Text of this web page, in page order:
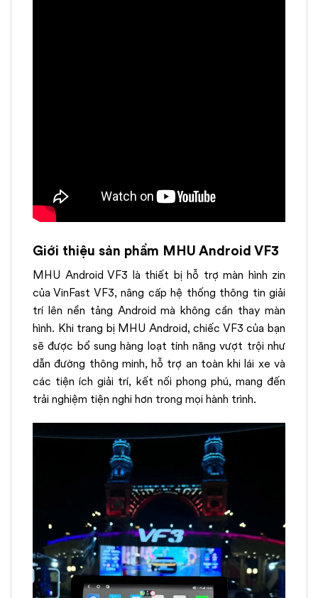
Giới thiệu sản phẩm MHU Android VF3
MHU Android VF3 là thiết bị hỗ trợ màn hình zin
của VinFast VF3, nâng cấp hệ thống thông tin giải
trí lên nền tảng Android mà không cần thay màn
hình. Khi trang bị MHU Android, chiếc VF3 của bạn
sẽ được bổ sung hàng loạt tính năng vượt trội như
dẫn đường thông minh, hỗ trợ an toàn khi lái xe và
các tiện ích giải trí, kết nối phong phú, mang đến
trải nghiệm tiện nghi hơn trong mọi hành trình.